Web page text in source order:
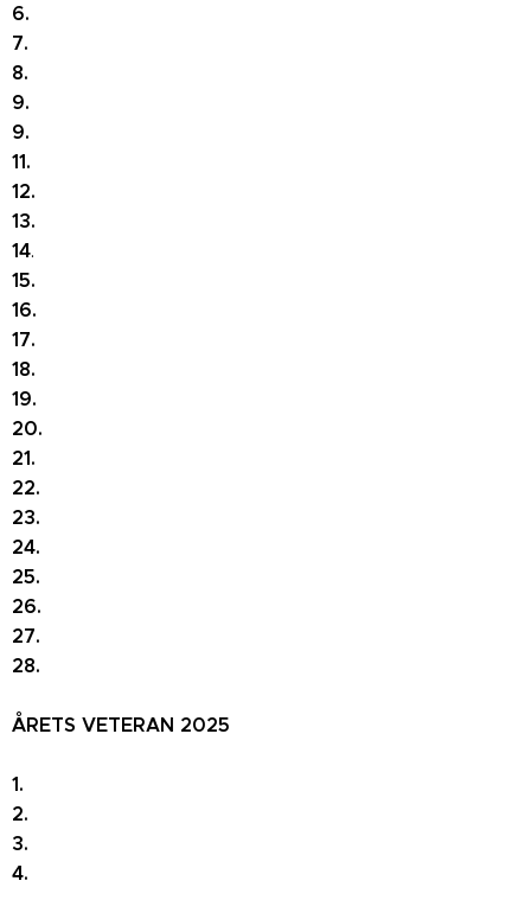
6.
7.
8.
9.
9.
11.
12.
13.
14.
15.
16.
17.
18.
19.
20.
21.
22.
23.
24.
25.
26.
27.
28.
ÅRETS VETERAN 2025
1.
2.
3.
4.